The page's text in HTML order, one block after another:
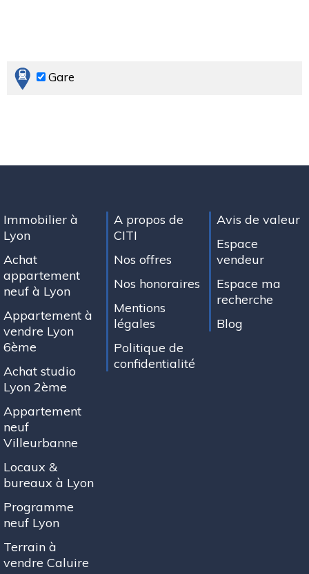
Gare
Immobilier à
Lyon
Achat
appartement
neuf à Lyon
Appartement à
vendre Lyon
6ème
Achat studio
Lyon 2ème
Appartement
neuf
Villeurbanne
Locaux &
bureaux à Lyon
Programme
neuf Lyon
Terrain à
vendre Caluire
A propos de
CITI
Nos offres
Nos honoraires
Mentions
légales
Politique de
confidentialité
Avis de valeur
Espace
vendeur
Espace ma
recherche
Blog